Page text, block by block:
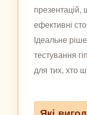
презентацій,
ефективні
Ідеальне
тестування
для тих, хто